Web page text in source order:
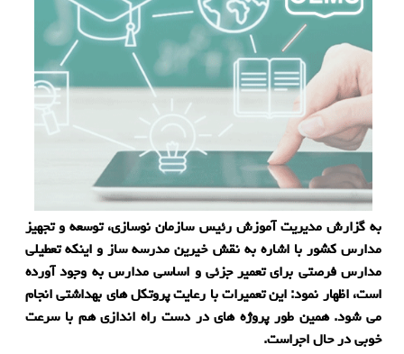
به گزارش مدیریت آموزش رئیس سازمان نوسازی، توسعه و تجهیز
مدارس كشور با اشاره به نقش خیرین مدرسه ساز و اینكه تعطیلی
مدارس فرصتی برای تعمیر جزئی و اساسی مدارس به وجود آورده
است، اظهار نمود: این تعمیرات با رعایت پروتكل های بهداشتی انجام
می شود. همین طور پروژه های در دست راه اندازی هم با سرعت
خوبی در حال اجراست.